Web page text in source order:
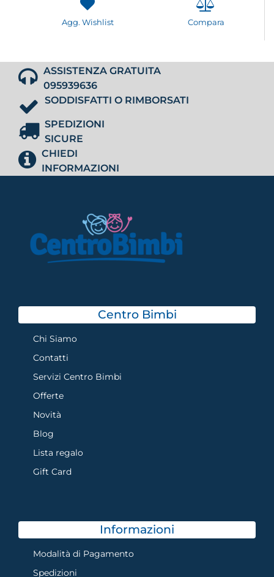
Agg. Wishlist Compara
ASSISTENZA GRATUITA
095939636
SODDISFATTI O RIMBORSATI
SPEDIZIONI
SICURE
CHIEDI
INFORMAZIONI
Centro Bimbi
Chi Siamo
Contatti
Servizi Centro Bimbi
Offerte
Novità
Blog
Lista regalo
Gift Card
Informazioni
Modalità di Pagamento
Spedizioni